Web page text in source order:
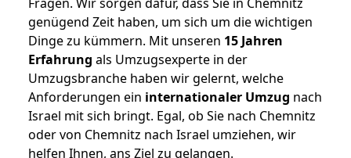
genügend Zeit haben, um sich um die wichtigen
Dinge zu kümmern. Mit unseren 15 Jahren
Erfahrung als Umzugsexperte in der
Umzugsbranche haben wir gelernt, welche
Anforderungen ein internationaler Umzug nach
Israel mit sich bringt. Egal, ob Sie nach Chemnitz
oder von Chemnitz nach Israel umziehen, wir
helfen Ihnen, ans Ziel zu gelangen.